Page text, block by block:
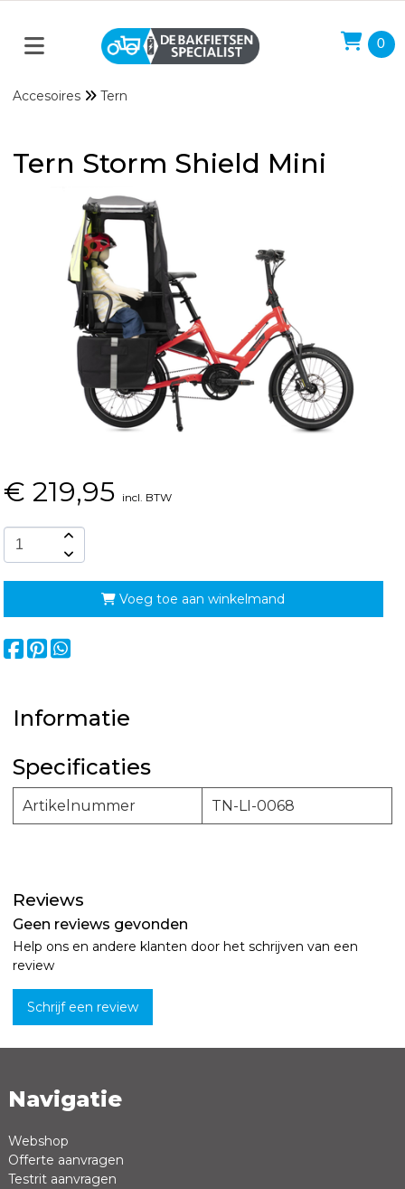
0
Accesoires Tern
Tern Storm Shield Mini
€ 219,95 incl. BTW
Voeg toe aan winkelmand
Informatie
Specificaties
Artikelnummer TN-LI-0068
Reviews
Geen reviews gevonden
Help ons en andere klanten door het schrijven van een
review
Schrijf een review
Naam *
Review *
Navigatie
Webshop
Offerte aanvragen
Testrit aanvragen